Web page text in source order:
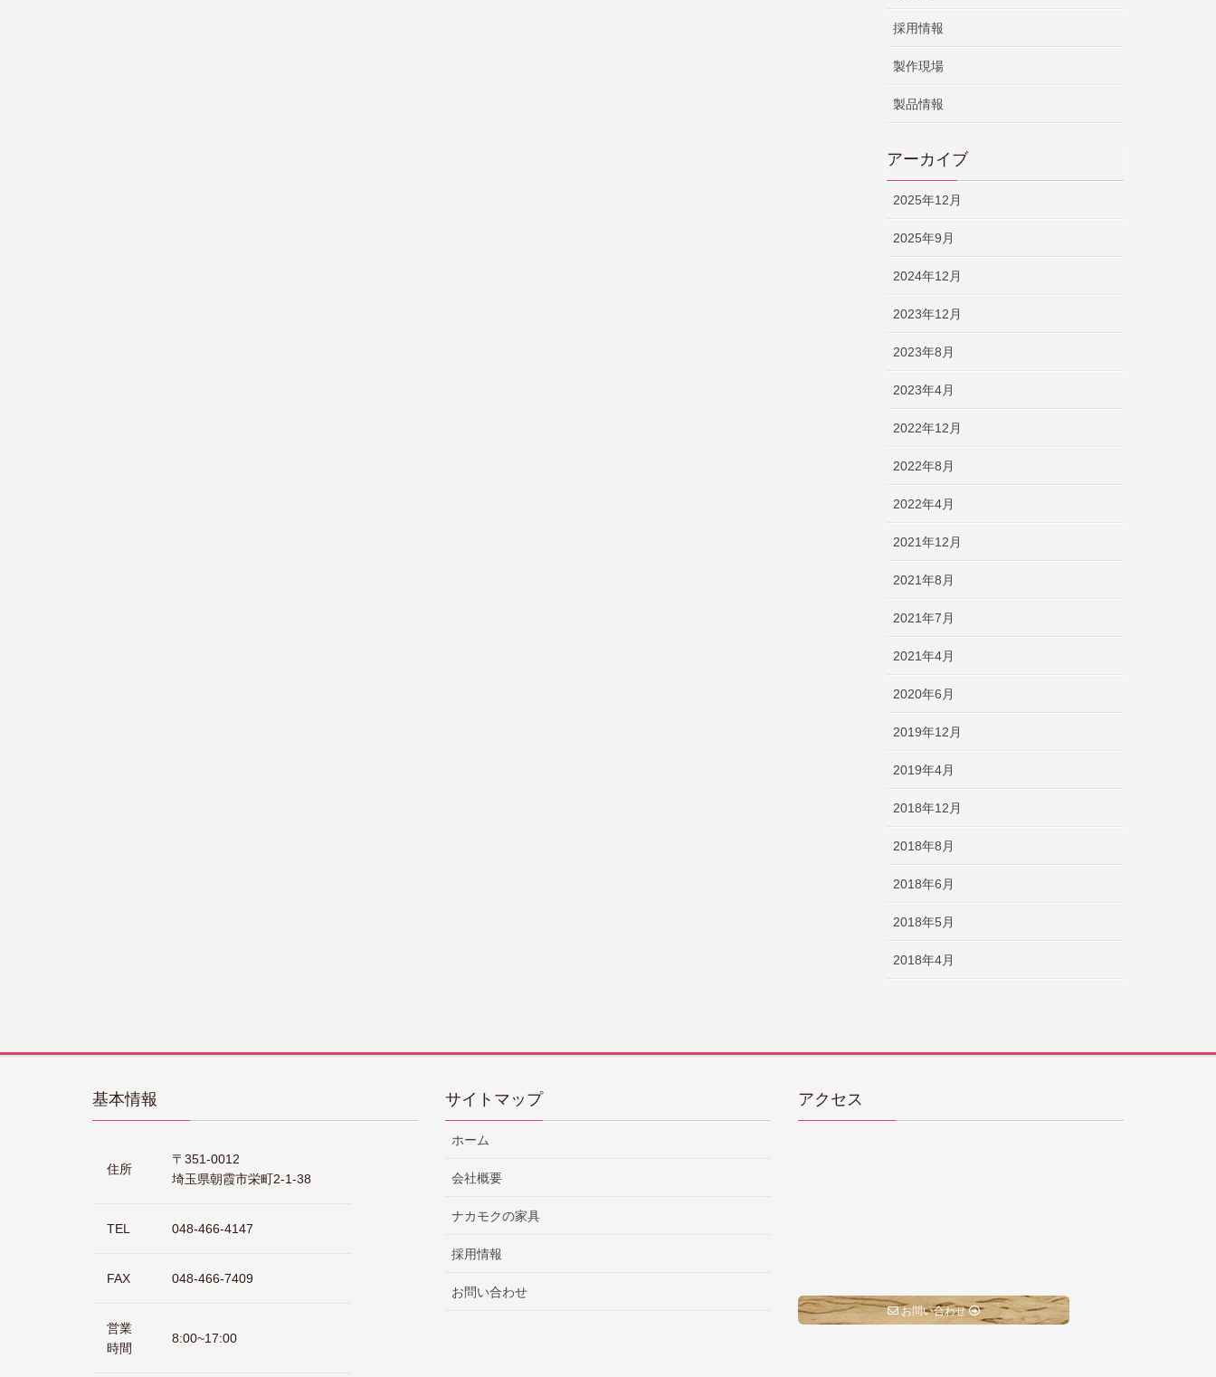
採用情報
製作現場
製品情報
アーカイブ
2025年12月
2025年9月
2024年12月
2023年12月
2023年8月
2023年4月
2022年12月
2022年8月
2022年4月
2021年12月
2021年8月
2021年7月
2021年4月
2020年6月
2019年12月
2019年4月
2018年12月
2018年8月
2018年6月
2018年5月
2018年4月
基本情報
住所
〒351-0012
埼玉県朝霞市栄町2-1-38
TEL 048-466-4147
FAX 048-466-7409
営業
時間
8:00~17:00
サイトマップ
ホーム
会社概要
ナカモクの家具
採用情報
お問い合わせ
アクセス
お問い合わせ